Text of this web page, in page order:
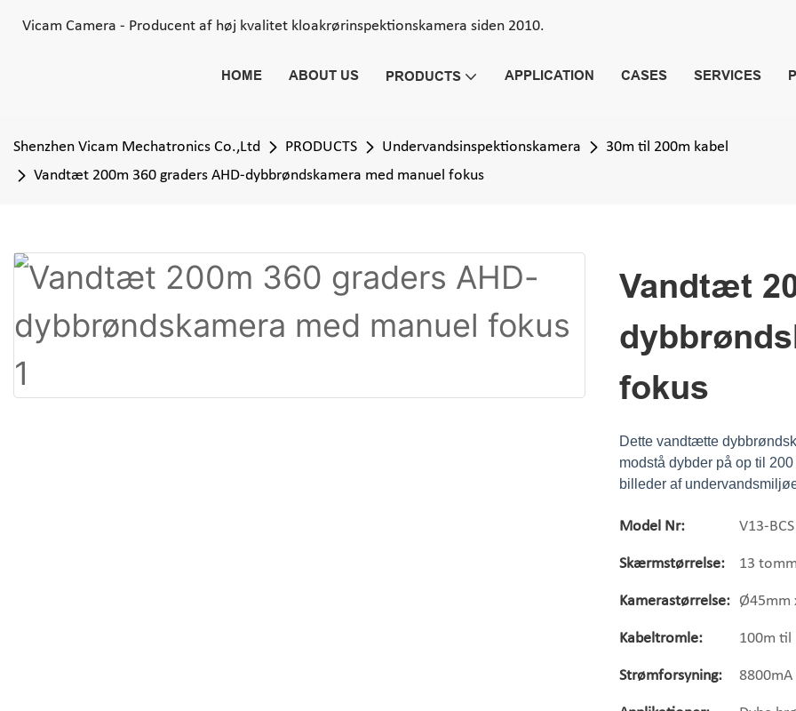
Vicam Camera - Producent af høj kvalitet kloakrørinspektionskamera siden 2010.
HOME ABOUT US PRODUCTS APPLICATION CASES SERVICES
Shenzhen Vicam Mechatronics Co.,Ltd PRODUCTS Undervandsinspektionskamera
30m til 200m kabel
Vandtæt 200m 360 graders AHD-dybbrøndskamera med manuel fokus
Vandtæt
fokus
Dette vandtætte
modstå dybder på op til
billeder af
Model Nr: V13-BCS
Skærmstørrelse: 13
Kamerastørrelse: Ø45mm
Kabeltromle: 100m til
Strømforsyning: